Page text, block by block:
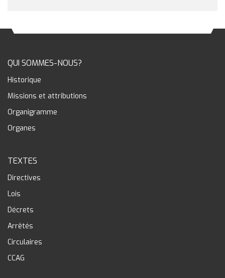
QUI SOMMES-NOUS?
Historique
Missions et attributions
Organigramme
Organes
TEXTES
Directives
Lois
Décrets
Arrêtés
Circulaires
CCAG